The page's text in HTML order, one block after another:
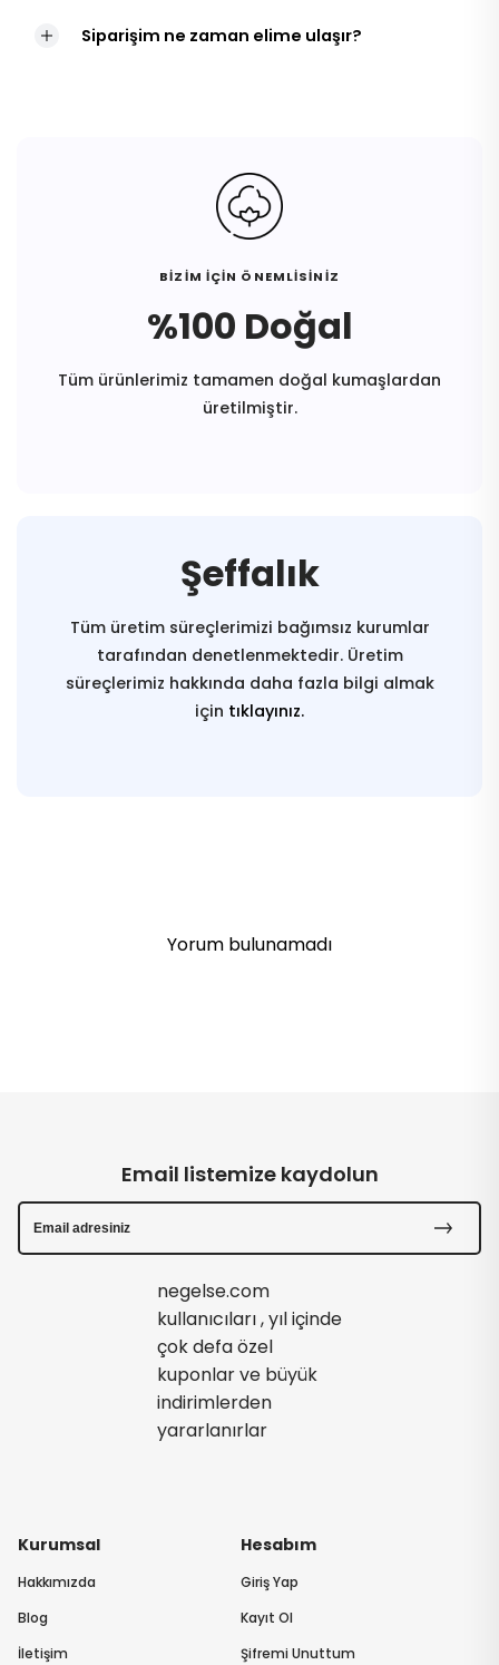
Siparişim ne zaman elime ulaşır?
BİZİM İÇİN ÖNEMLİSİNİZ
%100 Doğal
Tüm ürünlerimiz tamamen doğal kumaşlardan
üretilmiştir.
Şeffalık
Tüm üretim süreçlerimizi bağımsız kurumlar
tarafından denetlenmektedir. Üretim
süreçlerimiz hakkında daha fazla bilgi almak
için tıklayınız.
Yorum bulunamadı
Kurumsal
Hakkımızda
Blog
İletişim
Hesabım
Giriş Yap
Kayıt Ol
Şifremi Unuttum
Email listemize kaydolun
negelse.com
kullanıcıları , yıl içinde
çok defa özel
kuponlar ve büyük
indirimlerden
yararlanırlar